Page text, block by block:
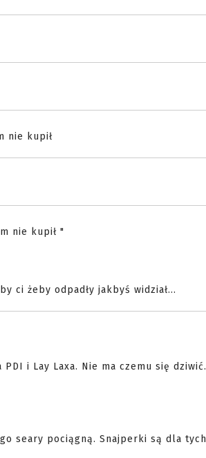
nie kupił
nie kupił "
ci żeby odpadły jakbyś widział...
i Lay Laxa. Nie ma czemu się
seary pociągną. Snajperki są dla